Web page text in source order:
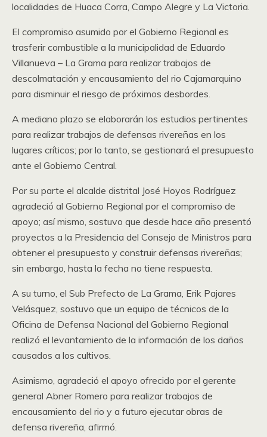
localidades de Huaca Corra, Campo Alegre y La Victoria.
El compromiso asumido por el Gobierno Regional es
trasferir combustible a la municipalidad de Eduardo
Villanueva – La Grama para realizar trabajos de
descolmatación y encausamiento del rio Cajamarquino
para disminuir el riesgo de próximos desbordes.
A mediano plazo se elaborarán los estudios pertinentes
para realizar trabajos de defensas rivereñas en los
lugares críticos; por lo tanto, se gestionará el presupuesto
ante el Gobierno Central.
Por su parte el alcalde distrital José Hoyos Rodríguez
agradeció al Gobierno Regional por el compromiso de
apoyo; así mismo, sostuvo que desde hace año presentó
proyectos a la Presidencia del Consejo de Ministros para
obtener el presupuesto y construir defensas rivereñas;
sin embargo, hasta la fecha no tiene respuesta.
A su turno, el Sub Prefecto de La Grama, Erik Pajares
Velásquez, sostuvo que un equipo de técnicos de la
Oficina de Defensa Nacional del Gobierno Regional
realizó el levantamiento de la información de los daños
causados a los cultivos.
Asimismo, agradeció el apoyo ofrecido por el gerente
general Abner Romero para realizar trabajos de
encausamiento del rio y a futuro ejecutar obras de
defensa rivereña, afirmó.